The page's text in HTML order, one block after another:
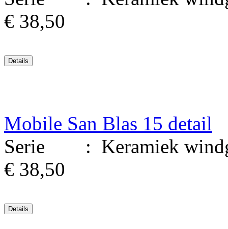
€ 38,50
Mobile San Blas 15 detail
Serie : Keramiek
€ 38,50